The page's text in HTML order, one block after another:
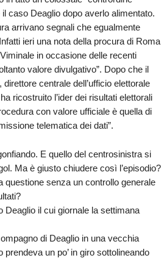
caso Deaglio dopo averlo alimentato.
arrivano segnali che egualmente
ieri una nota della procura di Roma
in occasione delle recenti
valore divulgativo”. Dopo che il
centrale dell’ufficio elettorale
ricostruito l’ider dei risultati elettorali
con valore ufficiale è quella di
telematica dei dati”.
E quello del centrosinistra si
Ma è giusto chiudere così l’episodio?
questione senza un controllo generale
Deaglio il cui giornale la settimana
di Deaglio in una vecchia
un po’ in giro sottolineando